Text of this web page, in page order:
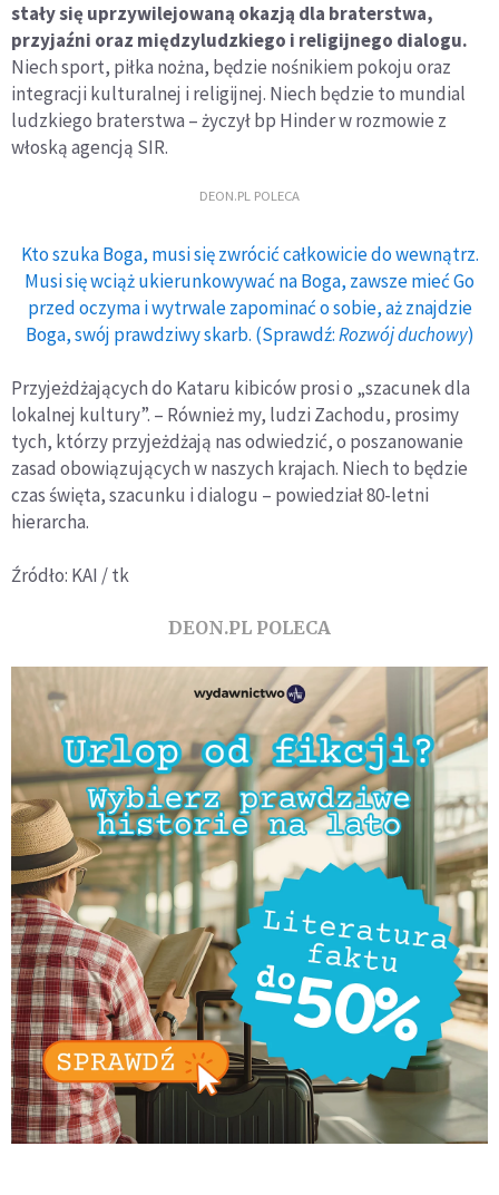
stały się uprzywilejowaną okazją dla braterstwa,
przyjaźni oraz międzyludzkiego i religijnego dialogu.
Niech sport, piłka nożna, będzie nośnikiem pokoju oraz
integracji kulturalnej i religijnej. Niech będzie to mundial
ludzkiego braterstwa – życzył bp Hinder w rozmowie z
włoską agencją SIR.
DEON.PL POLECA
Kto szuka Boga, musi się zwrócić całkowicie do wewnątrz.
Musi się wciąż ukierunkowywać na Boga, zawsze mieć Go
przed oczyma i wytrwale zapominać o sobie, aż znajdzie
Boga, swój prawdziwy skarb. (Sprawdź:Rozwój duchowy)
Przyjeżdżających do Kataru kibiców prosi o „szacunek dla
lokalnej kultury”. – Również my, ludzi Zachodu, prosimy
tych, którzy przyjeżdżają nas odwiedzić, o poszanowanie
zasad obowiązujących w naszych krajach. Niech to będzie
czas święta, szacunku i dialogu – powiedział 80-letni
hierarcha.
Źródło: KAI / tk
DEON.PL POLECA